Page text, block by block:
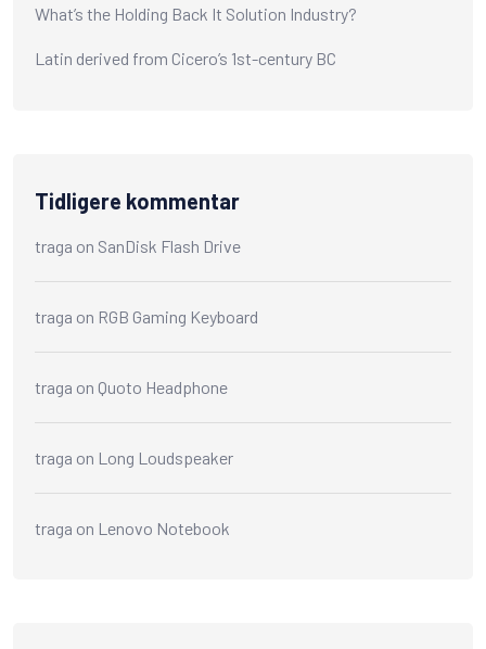
What’s the Holding Back It Solution Industry?
Latin derived from Cicero’s 1st-century BC
Tidligere kommentar
traga on SanDisk Flash Drive
traga on RGB Gaming Keyboard
traga on Quoto Headphone
traga on Long Loudspeaker
traga on Lenovo Notebook